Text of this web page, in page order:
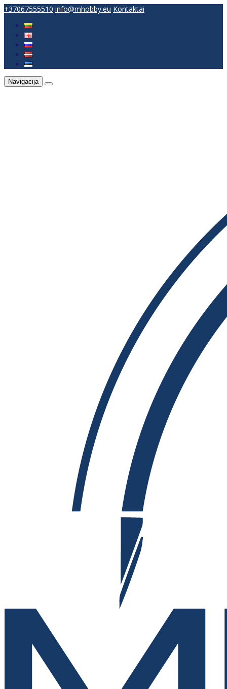
+37067555510 info@mhobby.eu Kontaktai
Navigacija